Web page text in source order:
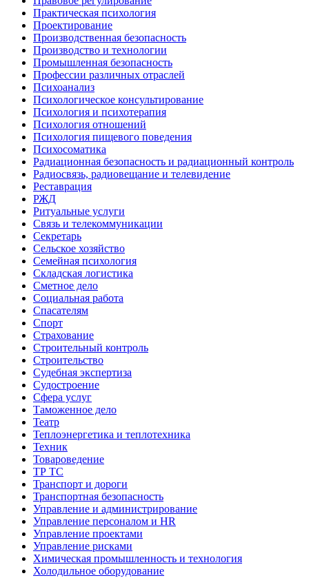
Практическая психология
Проектирование
Производственная безопасность
Производство и технологии
Промышленная безопасность
Профессии различных отраслей
Психоанализ
Психологическое консультирование
Психология и психотерапия
Психология отношений
Психология пищевого поведения
Психосоматика
Радиационная безопасность и радиационный контроль
Радиосвязь, радиовещание и телевидение
Реставрация
РЖД
Ритуальные услуги
Связь и телекоммуникации
Секретарь
Сельское хозяйство
Семейная психология
Складская логистика
Сметное дело
Социальная работа
Спасателям
Спорт
Страхование
Строительный контроль
Строительство
Судебная экспертиза
Судостроение
Сфера услуг
Таможенное дело
Театр
Теплоэнергетика и теплотехника
Техник
Товароведение
ТР ТС
Транспорт и дороги
Транспортная безопасность
Управление и администрирование
Управление персоналом и HR
Управление проектами
Управление рисками
Химическая промышленность и технология
Холодильное оборудование